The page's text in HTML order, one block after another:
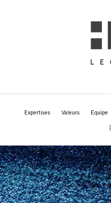
Expertises Valeurs Equipe